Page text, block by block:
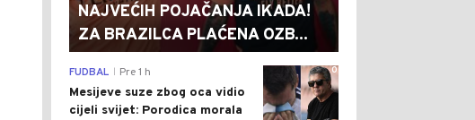
NAJVEĆIH POJAČANJA IKADA!
ZA BRAZILCA PLAĆENA OZB...
0
FUDBAL Pre 1 h
Mesijeve suze zbog oca vidio
cijeli svijet: Porodica morala